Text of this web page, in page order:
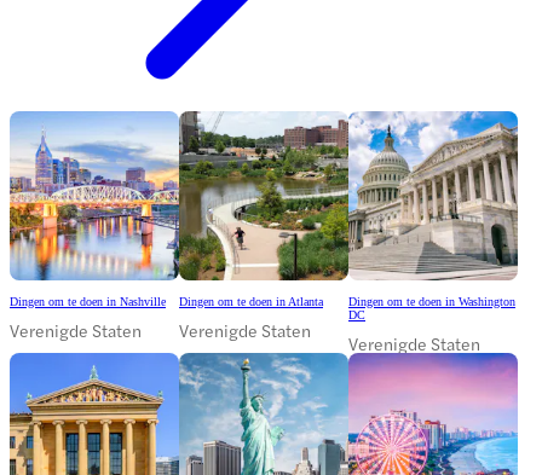
Dingen om te doen in Nashville
Verenigde Staten
Dingen om te doen in Atlanta
Verenigde Staten
Dingen om te doen in Washington
DC
Verenigde Staten